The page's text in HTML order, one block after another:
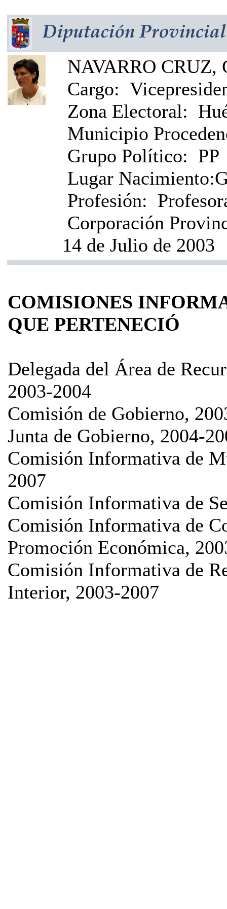
NAVARRO CRUZ,
Cargo:
Zona Electoral:
Municipio
Grupo Político: PP
Lugar Nacimiento:
Profesión:
Corporación
14 de Julio de 2003
COMISIONES
QUE PERTENECIÓ
Delegada del Área de
2003-2004
Comisión de Gobierno,
Junta de Gobierno, 2004-
Comisión Informativa de
2007
Comisión Informativa de
Comisión Informativa de
Promoción Económica,
Comisión Informativa de
Interior, 2003-2007